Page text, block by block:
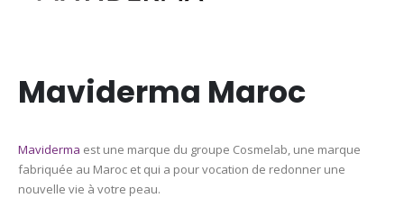
Maviderma Maroc
Maviderma est une marque du groupe Cosmelab, une marque
fabriquée au Maroc et qui a pour vocation de redonner une
nouvelle vie à votre peau.